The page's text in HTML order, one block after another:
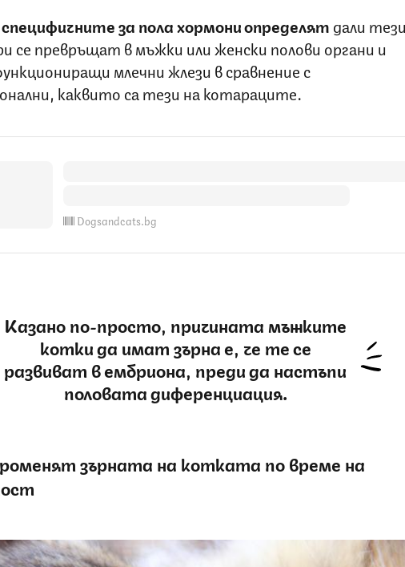
специфичните за пола хормони определят дали тези
се превръщат в мъжки или женски полови органи и
млечни жлези в сравнение с
каквито са тези на котараците.
Dogsandcats.bg
Казано по-просто, причината мъжките
котки да имат зърна е, че те се
развиват в ембриона, преди да настъпи
половата диференциация.
зърната на котката по време на